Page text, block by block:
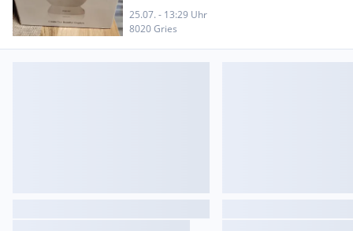
25.07. - 13:29 Uhr
8020 Gries